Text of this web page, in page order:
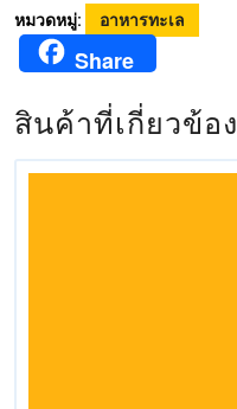
หมวดหมู่: อาหารทะเล
Share
สินค้าที่เกี่ยวข้อง